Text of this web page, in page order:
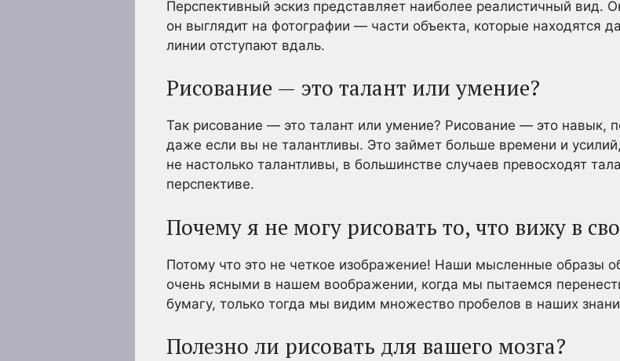
Перспективный эскиз представляет наиболее реалистичный вид.
он выглядит на фотографии — части объекта, которые находятся
линии отступают вдаль.
Рисование — это талант или умение?
Так рисование — это талант или умение? Рисование — это навык,
даже если вы не талантливы. Это займет больше времени и
не настолько талантливы, в большинстве случаев превосходят
перспективе.
Почему я не могу рисовать то, что вижу в
Потому что это не четкое изображение! Наши мысленные образы
очень ясными в нашем воображении, когда мы пытаемся
бумагу, только тогда мы видим множество пробелов в наших
Полезно ли рисовать для вашего мозга?